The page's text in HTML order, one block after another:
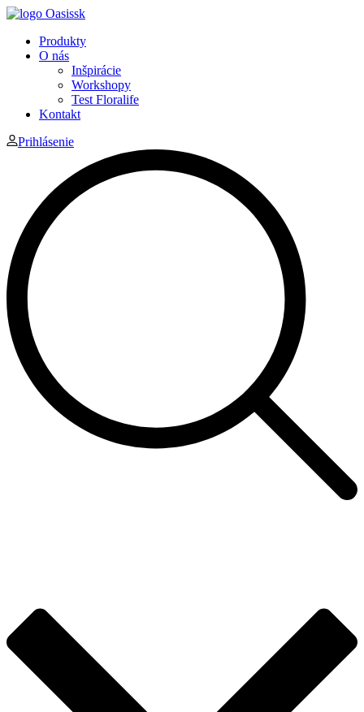
Produkty
O nás
Inšpirácie
Workshopy
Test Floralife
Kontakt
Prihlásenie